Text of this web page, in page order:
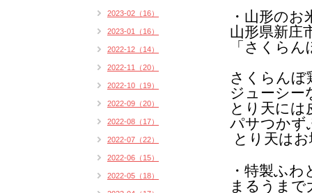
・山形の
山形県新庄
「さくら
さくらんぼ
ジューシー
とり天には
パサつかず
とり天は
・特製ふ
まるうま
2023-02（16）
2023-01（16）
2022-12（14）
2022-11（20）
2022-10（19）
2022-09（20）
2022-08（17）
2022-07（22）
2022-06（15）
2022-05（18）